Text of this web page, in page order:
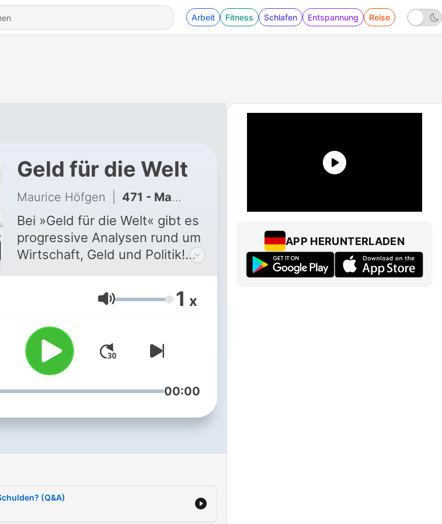
Arbeit Fitness Schlafen Entspannung Reise
Geld für die Welt
Maurice Höfgen 471 - Macht Merz ZU VIELE Schulden? (Q&A)
Bei »Geld für die Welt« gibt es
progressive Analysen rund um
Wirtschaft, Geld und Politik!
Videos auf YouTube und als
exklusiver Newsletter mit
Maurice Höfgen ist Ökonom,
Autor, YouTuber und Referent
für Finanzpolitik im Bundestag.
Für die Berliner Zeitung
YouTube betreibt er den Kanal
Naiv". Alle Links unter:
https://linktr.ee/MauriceHoefgen
Lautstärke 1 x
00:00
(Q&A)
APP HERUNTERLADEN